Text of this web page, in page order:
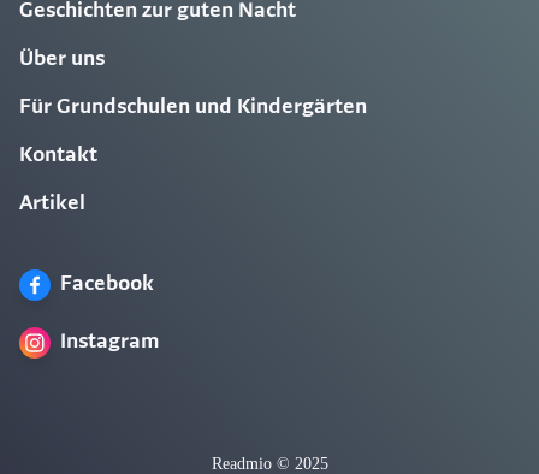
Geschichten zur guten Nacht
Über uns
Für Grundschulen und Kindergärten
Kontakt
Artikel
Facebook
Instagram
Readmio © 2025